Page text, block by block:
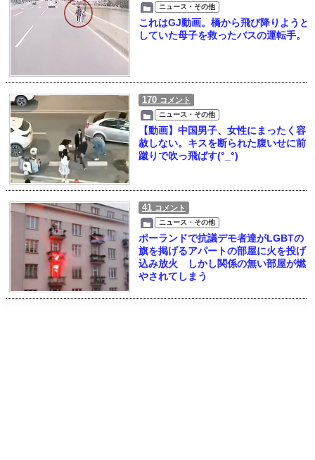
ニュース・その他
これはGJ動画。橋から飛び降りようと
していた母子を救ったバスの運転手。
170 コメント
ニュース・その他
【動画】中国男子、女性にまったく容
赦しない。キスを断られた腹いせに前
蹴りで吹っ飛ばす(°_°)
41 コメント
ニュース・その他
ポーランドで抗議デモ者達がLGBTの
旗を掲げるアパートの部屋に火を投げ
込み放火 しかし関係の無い部屋が燃
やされてしまう